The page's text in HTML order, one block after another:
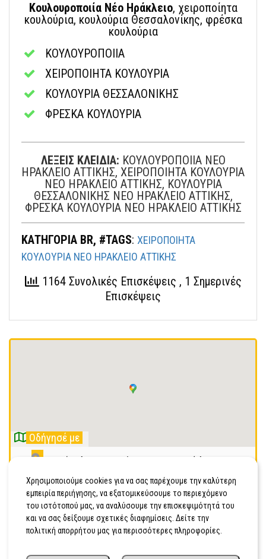
Κουλουροποιία Νέο Ηράκλειο, χειροποίητα
κουλούρια, κουλούρια Θεσσαλονίκης, φρέσκα
κουλούρια
ΚΟΥΛΟΥΡΟΠΟΙΙΑ
ΧΕΙΡΟΠΟΙΗΤΑ ΚΟΥΛΟΥΡΙΑ
ΚΟΥΛΟΥΡΙΑ ΘΕΣΣΑΛΟΝΙΚΗΣ
ΦΡΕΣΚΑ ΚΟΥΛΟΥΡΙΑ
ΛΕΞΕΙΣ ΚΛΕΙΔΙΑ: ΚΟΥΛΟΥΡΟΠΟΙΙΑ ΝΕΟ
ΗΡΑΚΛΕΙΟ ΑΤΤΙΚΗΣ, ΧΕΙΡΟΠΟΙΗΤΑ ΚΟΥΛΟΥΡΙΑ
ΝΕΟ ΗΡΑΚΛΕΙΟ ΑΤΤΙΚΗΣ, ΚΟΥΛΟΥΡΙΑ
ΘΕΣΣΑΛΟΝΙΚΗΣ ΝΕΟ ΗΡΑΚΛΕΙΟ ΑΤΤΙΚΗΣ,
ΦΡΕΣΚΑ ΚΟΥΛΟΥΡΙΑ ΝΕΟ ΗΡΑΚΛΕΙΟ ΑΤΤΙΚΗΣ
ΚΑΤΗΓΟΡΙΑ BR, #TAGS: ΧΕΙΡΟΠΟΙΗΤΑ
ΚΟΥΛΟΥΡΙΑ ΝΕΟ ΗΡΑΚΛΕΙΟ ΑΤΤΙΚΗΣ
1164 Συνολικές Επισκέψεις , 1 Σημερινές
Επισκέψεις
Οδήγησέ με
Ωραιόπουλου Κωνσταντίνου 2, T.K 14121 Ηράκλειο
2102720128
Χρησιμοποιούμε cookies για να σας παρέχουμε την καλύτερη
εμπειρία περιήγησης, να εξατομικεύσουμε το περιεχόμενο
του ιστότοπού μας, να αναλύσουμε την επισκεψιμότητά του
και να σας δείξουμε σχετικές διαφημίσεις. Δείτε την
πολιτική απορρήτου μας για περισσότερες πληροφορίες.